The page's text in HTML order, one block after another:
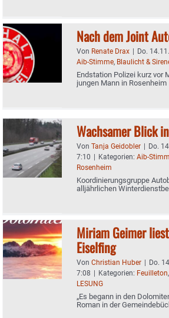
Nach dem Joint
Von Renate Drax | Do.
Aib-Stimme, Blaulicht &
Endstation Polizei kurz vor
jungen Mann in Rosenheim
Wachsamer Blick
Von Tanja Geidobler | Do.
7:10 | Kategorien: Aib-
Rosenheim
Koordinierungsgruppe
alljährlichen
Miriam Geimer
Eiselfing
Von Christian Huber | Do.
7:08 | Kategorien: Feuilleton,
LESUNG
„Es begann in den
Roman in der